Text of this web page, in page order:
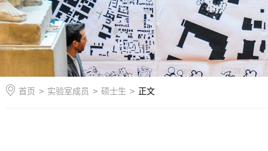
首页 > 实验室成员 > 硕士生 > 正文